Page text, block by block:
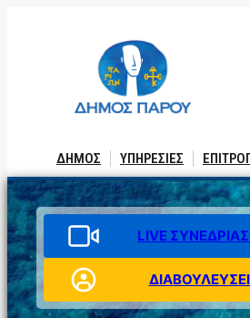
ΔΗΜΟΣ ΥΠΗΡΕΣΙΕΣ
LIVE